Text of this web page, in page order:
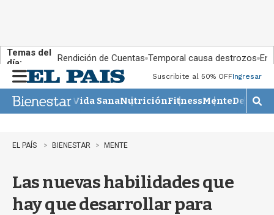
Temas del
día:
Rendición de Cuentas Temporal causa destrozos En
n
u
Suscribite al 50% OFFIngresar
Vida SanaNutriciónFitnessMente
M
o
EL PAÍS BIENESTAR MENTE
Las nuevas habilidades que
hay que desarrollar para